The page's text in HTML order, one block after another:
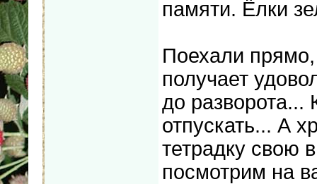
памяти. Ёлки
Поехали
получает
до разворота...
отпускать... А
тетрадку свою
посмотрим на